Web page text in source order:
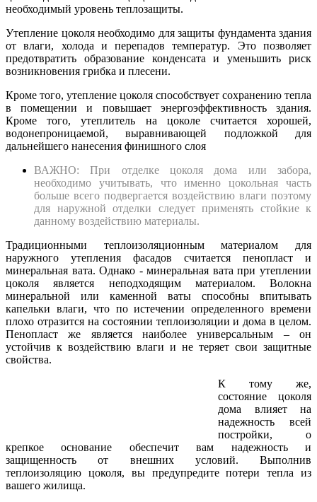
необходимый уровень теплозащиты.
Утепление цоколя необходимо для защиты фундамента здания
от влаги, холода и перепадов температур. Это позволяет
предотвратить образование конденсата и уменьшить риск
возникновения грибка и плесени.
Кроме того, утепление цоколя способствует сохранению тепла
в помещении и повышает энергоэффективность здания.
Кроме того, утеплитель на цоколе считается хорошей,
водонепроницаемой, выравнивающей подложкой для
дальнейшего нанесения финишного слоя
ВАЖНО: При отделке цоколя дома или забора,
необходимо учитывать, что именно цокольная часть
больше всего подвергается воздействию влаги поэтому
для наружной отделки следует применять стойкие к
данному воздействию материалы.
Традиционными теплоизоляционным материалом для
наружного утепления фасадов считается пенопласт и
минеральная вата. Однако - минеральная вата при утеплении
цоколя является неподходящим материалом. Волокна
минеральной или каменной ваты способны впитывать
капельки влаги, что по истечении определенного времени
плохо отразится на состоянии теплоизоляции и дома в целом.
Пенопласт же является наиболее универсальным – он
устойчив к воздействию влаги и не теряет свои защитные
свойства.
К тому же,
состояние цоколя
дома влияет на
надежность всей
постройки, о
крепкое основание обеспечит вам надежность и
защищенность от внешних условий. Выполнив
теплоизоляцию цоколя, вы предупредите потери тепла из
вашего жилища.